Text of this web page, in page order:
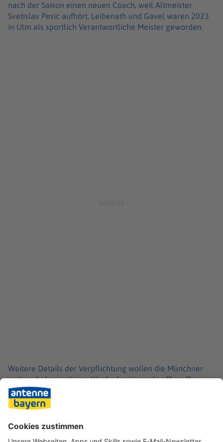
nach der Saison einen neuen Coach, weil Altmeister
Svetislav Pesic aufhört. Leibenath und Gavel waren 2023
in Ulm als sportlich Verantwortliche Meister geworden.
Weitere Details der Verpflichtung wollen die Münchner
erst nach den in dieser Woche beginnenden Playoffs
verraten. Die Ulmer teilten zu ihrem Sportdirektor mit:
«Thorsten Leibenath arbeitet selbstverständlich bis zum
Ende der Saison weiter bei uns am OrangeCampus und
wechselt dann in der Off-Season an die Isar.»